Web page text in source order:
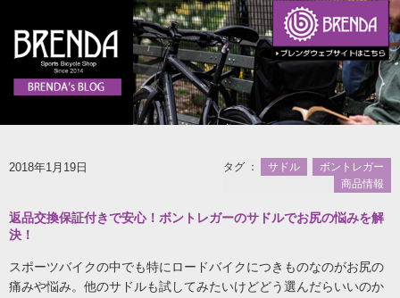
2018年1月19日 タグ ： サドル
ボントレガー
商品情報
返品交換保証付きで安心！ボントレガーのサドルでお尻の悩みを解
決！
スポーツバイクの中でも特にロードバイクにつきものなのがお尻の
痛みや悩み。他のサドルも試してみたいけどどう選んだらいいのか